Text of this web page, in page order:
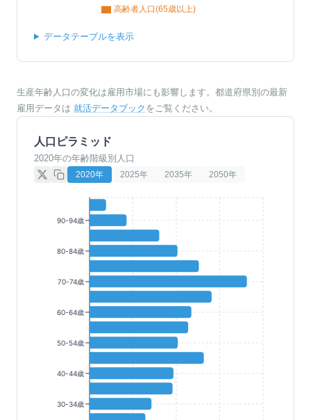
高齢者人口(65歳以上)
データテーブルを表示
生産年齢人口の変化は雇用市場にも影響します。都道府県別の最新
雇用データは 就活データブック をご覧ください。
人口ピラミッド
2020年の年齢階級別人口
2020年 2025年 2035年 2050年
90-94歳
80-84歳
70-74歳
60-64歳
50-54歳
40-44歳
30-34歳